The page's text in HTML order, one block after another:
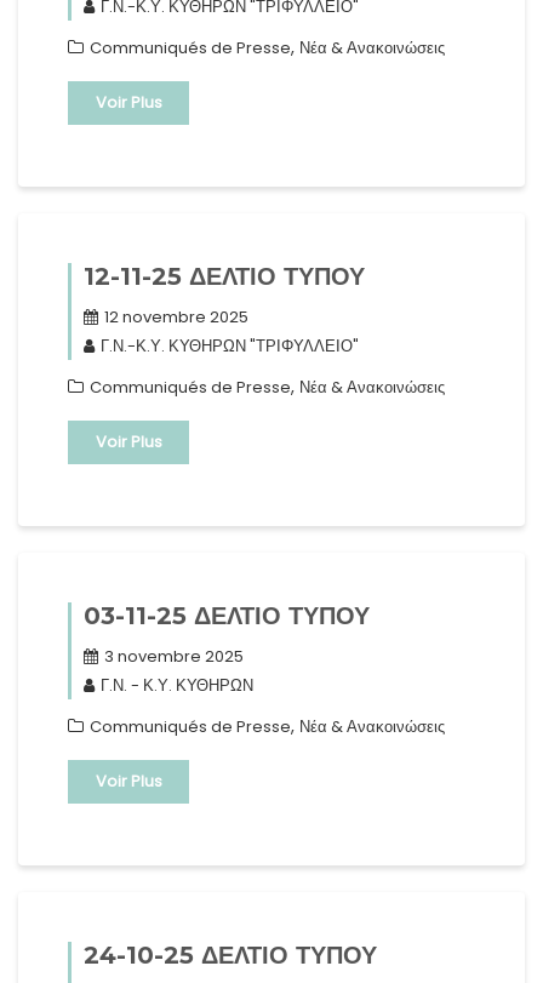
Γ.Ν.-Κ.Υ. ΚΥΘΗΡΩΝ "ΤΡΙΦΥΛΛΕΙΟ"
Communiqués de Presse, Νέα & Ανακοινώσεις
Voir Plus
12-11-25 ΔΕΛΤΙΟ ΤΥΠΟΥ
12 novembre 2025
Γ.Ν.-Κ.Υ. ΚΥΘΗΡΩΝ "ΤΡΙΦΥΛΛΕΙΟ"
Communiqués de Presse, Νέα & Ανακοινώσεις
Voir Plus
03-11-25 ΔΕΛΤΙΟ ΤΥΠΟΥ
3 novembre 2025
Γ.Ν. - Κ.Υ. ΚΥΘΗΡΩΝ
Communiqués de Presse, Νέα & Ανακοινώσεις
Voir Plus
24-10-25 ΔΕΛΤΙΟ ΤΥΠΟΥ